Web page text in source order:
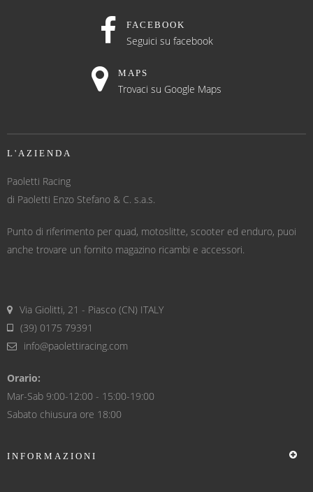
FACEBOOK
Seguici su facebook
MAPS
Trovaci su Google Maps
L'AZIENDA
Paoletti Racing
di Paoletti Enzo Stefano & C. s.a.s.
Punto di riferimento per quad, motoslitte, scooter ed enduro, puoi
anche trovare un fornito magazino ricambi e accessori.
Via Giolitti, 21 - Piasco (CN) ITALY
(39) 0175 79391
info@paolettiracing.com
Orario:
Mar-Sab 9:00-12:00 - 15:00-19:00
Sabato chiusura ore 18:00
INFORMAZIONI